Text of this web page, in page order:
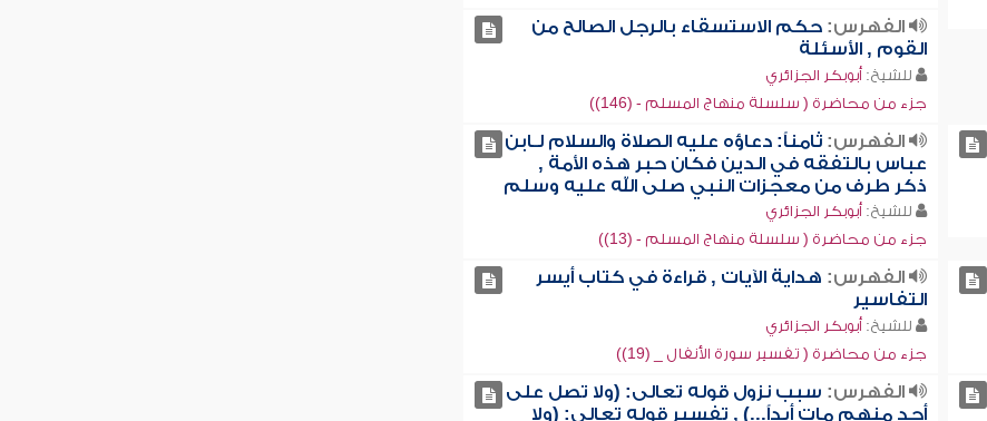
الفهرس: حكم الاستسقاء بالرجل الصالح من
القوم , الأسئلة
للشيخ: أبوبكر الجزائري
جزء من محاضرة ( سلسلة منهاج المسلم - (146))
الفهرس: ثامناً: دعاؤه عليه الصلاة والسلام لـابن
عباس بالتفقه في الدين فكان حبر هذه الأمة ,
ذكر طرف من معجزات النبي صلى الله عليه وسلم
للشيخ: أبوبكر الجزائري
جزء من محاضرة ( سلسلة منهاج المسلم - (13))
الفهرس: هداية الآيات , قراءة في كتاب أيسر
التفاسير
للشيخ: أبوبكر الجزائري
جزء من محاضرة ( تفسير سورة الأنفال _ (19))
الفهرس: سبب نزول قوله تعالى: (ولا تصل على
أحد منهم مات أبداً...) , تفسير قوله تعالى: (ولا